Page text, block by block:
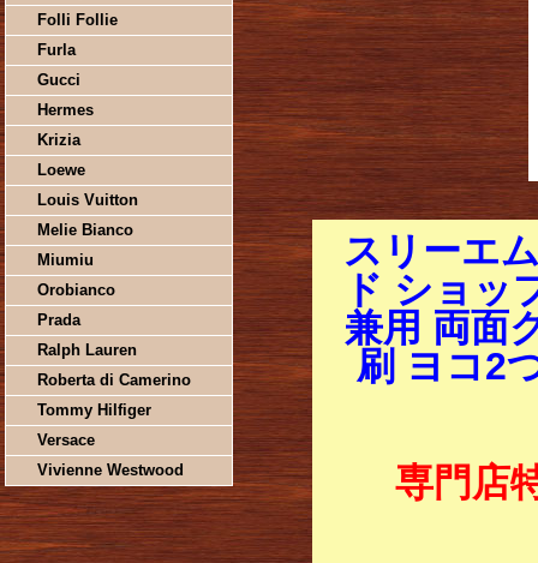
Folli Follie
Furla
Gucci
Hermes
Krizia
Loewe
Louis Vuitton
Melie Bianco
Miumiu
Orobianco
Prada
Ralph Lauren
Roberta di Camerino
Tommy Hilfiger
Versace
Vivienne Westwood
スリーエ
ド ショッ
兼用 両面
刷 ヨコ2
専門店